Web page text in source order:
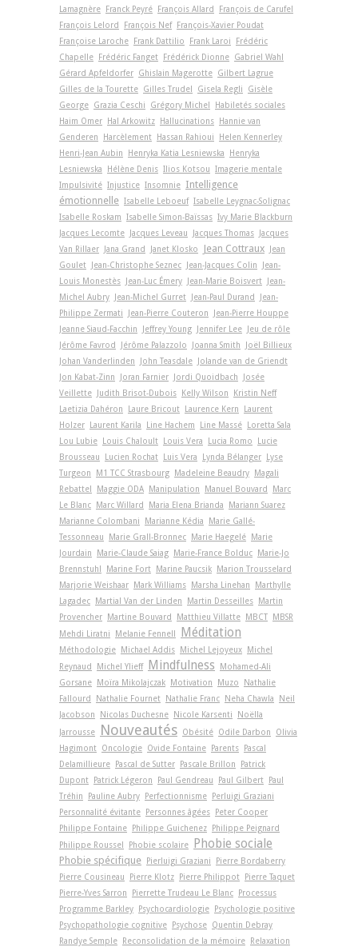
Lamagnère
Franck Peyré François Allard
François de Carufel
François Lelord
François Nef
François-Xavier Poudat
Françoise Laroche
Frank Dattilio Frank Laroi
Frédéric
Chapelle
Frédéric Fanget Frédérick Dionne Gabriel Wahl
Gérard Apfeldorfer Ghislain Magerotte Gilbert Lagrue
Gilles de la Tourette Gilles Trudel Gisela Regli
Gisèle
George Grazia Ceschi Grégory Michel
Habiletés sociales
Haim Omer
Hal Arkowitz Hallucinations
Hannie van
Genderen
Harcèlement Hassan Rahioui
Helen Kennerley
Henri-Jean Aubin
Henryka Katia Lesniewska
Henryka
Lesniewska
Hélène Denis Ilios Kotsou Imagerie mentale
Impulsivité Injustice Insomnie Intelligence
émotionnelle Isabelle Leboeuf Isabelle Leygnac-Solignac
Isabelle Roskam Isabelle Simon-Baïssas Ivy Marie Blackburn
Jacques Lecomte
Jacques Leveau Jacques Thomas
Jacques
Van Rillaer
Jana Grand Janet Klosko Jean Cottraux
Jean
Goulet
Jean-Christophe Seznec Jean-Jacques Colin
Jean-
Louis Monestès
Jean-Luc Émery Jean-Marie Boisvert
Jean-
Michel Aubry
Jean-Michel Gurret Jean-Paul Durand
Jean-
Philippe Zermati
Jean-Pierre Couteron
Jean-Pierre Houppe
Jeanne Siaud-Facchin
Jeffrey Young Jennifer Lee
Jeu de rôle
Jérôme Favrod
Jérôme Palazzolo Joanna Smith
Joël Billieux
Johan Vanderlinden
John Teasdale
Jolande van de Griendt
Jon Kabat-Zinn
Joran Farnier Jordi Quoidbach
Josée
Veillette
Judith Brisot-Dubois Kelly Wilson
Kristin Neff
Laetizia Dahéron
Laure Bricout Laurence Kern
Laurent
Holzer
Laurent Karila Line Hachem Line Massé
Loretta Sala
Lou Lubie
Louis Chaloult Louis Vera Lucia Romo
Lucie
Brousseau
Lucien Rochat Luis Vera Lynda Bélanger
Lyse
Turgeon
M1 TCC Strasbourg Madeleine Beaudry
Magali
Rebattel
Maggie ODA Manipulation Manuel Bouvard
Marc
Le Blanc
Marc Willard Maria Elena Brianda
Mariann Suarez
Marianne Colombani
Marianne Kédia
Marie Gallé-
Tessonneau
Marie Grall-Bronnec Marie Haegelé
Marie
Jourdain
Marie-Claude Saiag Marie-France Bolduc
Marie-Jo
Brennstuhl
Marine Fort Marine Paucsik
Marion Trousselard
Marjorie Weishaar
Mark Williams Marsha Linehan
Marthylle
Lagadec
Martial Van der Linden Martin Desseilles
Martin
Provencher
Martine Bouvard Matthieu Villatte MBCT
MBSR
Mehdi Liratni
Melanie Fennell Méditation
Méthodologie Michael Addis Michel Lejoyeux
Michel
Reynaud
Michel Ylieff Mindfulness
Mohamed-Ali
Gorsane
Moïra Mikolajczak Motivation Muzo
Nathalie
Fallourd
Nathalie Fournet Nathalie Franc Neha Chawla
Neil
Jacobson
Nicolas Duchesne Nicole Karsenti
Noëlla
Jarrousse
Nouveautés Obésité Odile Darbon
Olivia
Hagimont Oncologie Ovide Fontaine Parents
Pascal
Delamillieure
Pascal de Sutter Pascale Brillon
Patrick
Dupont
Patrick Légeron Paul Gendreau Paul Gilbert
Paul
Tréhin
Pauline Aubry Perfectionnisme
Perluigi Graziani
Personnalité évitante
Personnes âgées
Peter Cooper
Philippe Fontaine
Philippe Guichenez
Philippe Peignard
Philippe Roussel
Phobie scolaire Phobie sociale
Phobie spécifique Pierluigi Graziani
Pierre Bordaberry
Pierre Cousineau
Pierre Klotz Pierre Philippot
Pierre Taquet
Pierre-Yves Sarron
Pierrette Trudeau Le Blanc
Processus
Programme Barkley
Psychocardiologie
Psychologie positive
Psychopathologie cognitive
Psychose Quentin Debray
Randye Semple
Reconsolidation de la mémoire
Relaxation